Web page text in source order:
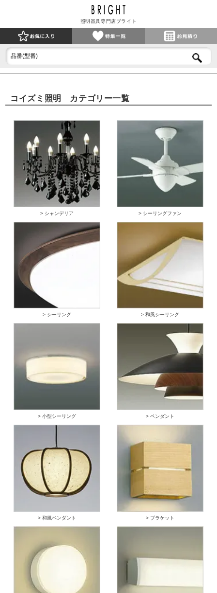
照明器具専門店ブライト
コイズミ照明 カテゴリー一覧
> シャンデリア > シーリングファン
> シーリング > 和風シーリング
> 小型シーリング > ペンダント
> 和風ペンダント > ブラケット